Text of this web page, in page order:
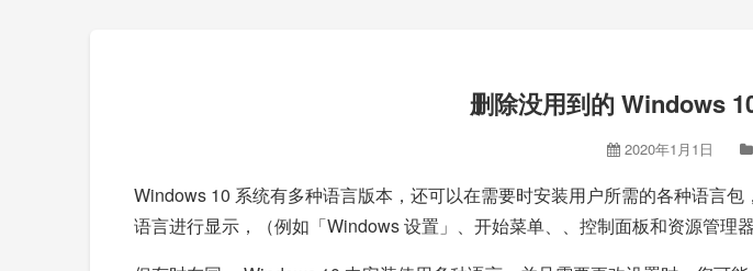
删除没用到的 Windows
2020年1月1日
Windows 10 系统有多种语言版本，还可以在需要时安装用户所需的各种语言
语言进行显示，（例如「Windows 设置」、开始菜单、、控制面板和资源管理